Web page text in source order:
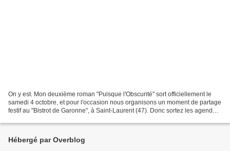
On y est. Mon deuxième roman "Puisque l'Obscurité" sort officiellement le
samedi 4 octobre, et pour l'occasion nous organisons un moment de partage
festif au "Bistrot de Garonne", à Saint-Laurent (47). Donc sortez les agendas,
Hébergé par Overblog